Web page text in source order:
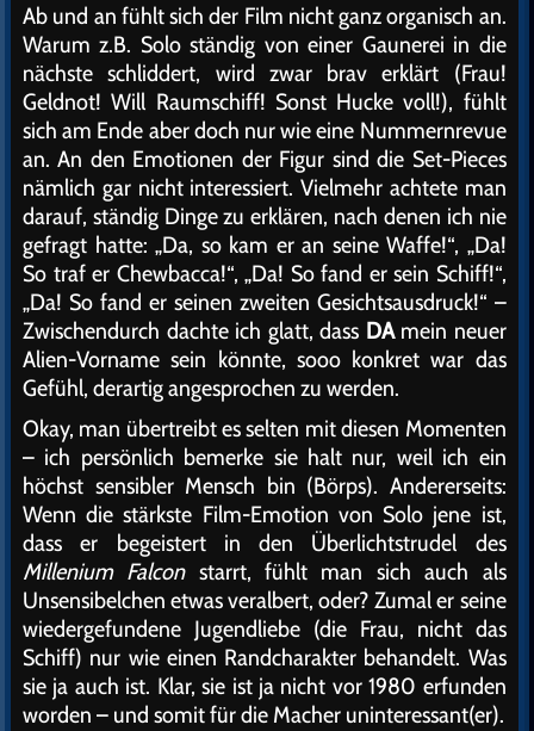
Ab und an fühlt sich der Film nicht ganz organisch an.
Warum z.B. Solo ständig von einer Gaunerei in die
nächste schliddert, wird zwar brav erklärt (Frau!
Geldnot! Will Raumschiff! Sonst Hucke voll!), fühlt
sich am Ende aber doch nur wie eine Nummernrevue
an. An den Emotionen der Figur sind die Set-Pieces
nämlich gar nicht interessiert. Vielmehr achtete man
darauf, ständig Dinge zu erklären, nach denen ich nie
gefragt hatte: „Da, so kam er an seine Waffe!“, „Da!
So traf er Chewbacca!“, „Da! So fand er sein Schiff!“,
„Da! So fand er seinen zweiten Gesichtsausdruck!“ –
Zwischendurch dachte ich glatt, dass DAmein neuer
Alien-Vorname sein könnte, sooo konkret war das
Gefühl, derartig angesprochen zu werden.
Okay, man übertreibt es selten mit diesen Momenten
– ich persönlich bemerke sie halt nur, weil ich ein
höchst sensibler Mensch bin (Börps). Andererseits:
Wenn die stärkste Film-Emotion von Solo jene ist,
dass er begeistert in den Überlichtstrudel des
Millenium Falconstarrt, fühlt man sich auch als
Unsensibelchen etwas veralbert, oder? Zumal er seine
wiedergefundene Jugendliebe (die Frau, nicht das
Schiff) nur wie einen Randcharakter behandelt. Was
sie ja auch ist. Klar, sie ist ja nicht vor 1980 erfunden
worden – und somit für die Macher uninteressant(er).